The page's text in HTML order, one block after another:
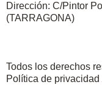
Dirección: C/Pintor
(TARRAGONA)
Todos los derechos
Política de privacidad